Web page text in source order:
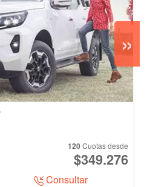
120Cuotas desde
$349.276
Consultar
»